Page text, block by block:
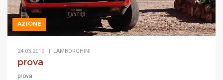
AZIONE
24.03.2019 | LAMBORGHINI
prova
prova